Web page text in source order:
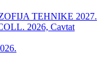
TEHNIKE 2027.
2026, Cavtat